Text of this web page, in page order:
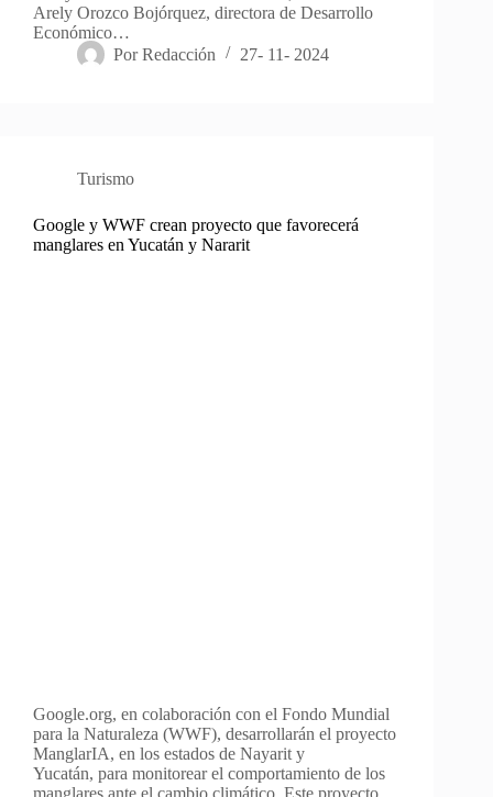
Arely Orozco Bojórquez, directora de Desarrollo
Económico…
Por Redacción 27- 11- 2024
Turismo
Google y WWF crean proyecto que favorecerá
manglares en Yucatán y Nararit
Google.org, en colaboración con el Fondo Mundial
para la Naturaleza (WWF), desarrollarán el proyecto
ManglarIA, en los estados de Nayarit y
Yucatán, para monitorear el comportamiento de los
manglares ante el cambio climático. Este proyecto